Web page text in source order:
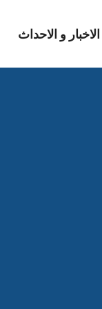
الاخبار و الاحداث